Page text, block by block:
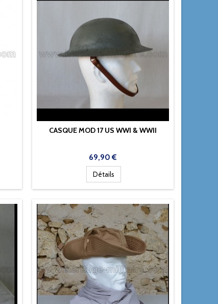
CASQUE MOD 17 US WWI & WWII
Prix
69,90 €
Détails